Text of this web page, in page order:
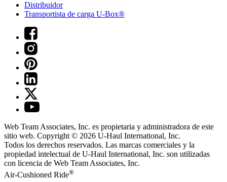
Distribuidor
Transportista de carga U-Box®
Web Team Associates, Inc. es propietaria y administradora de este
sitio web. Copyright © 2026 U-Haul International, Inc.
Todos los derechos reservados. Las marcas comerciales y la
propiedad intelectual de U-Haul International, Inc. son utilizadas
con licencia de Web Team Associates, Inc.
Air-Cushioned Ride®